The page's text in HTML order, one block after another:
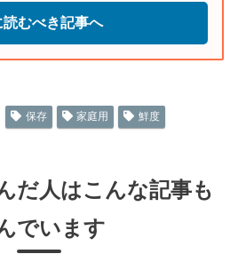
読むべき記事へ
保存 家庭用 鮮度
だ人はこんな記事も
でいます